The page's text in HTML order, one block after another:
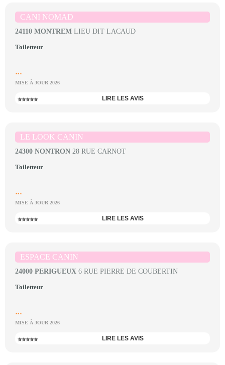
CANI NOMAD
24110 MONTREM LIEU DIT LACAUD
Toiletteur
...
MISE À JOUR 2026
⭐⭐⭐⭐⭐ LIRE LES AVIS
LE LOOK CANIN
24300 NONTRON 28 RUE CARNOT
Toiletteur
...
MISE À JOUR 2026
⭐⭐⭐⭐⭐ LIRE LES AVIS
ESPACE CANIN
24000 PERIGUEUX 6 RUE PIERRE DE COUBERTIN
Toiletteur
...
MISE À JOUR 2026
⭐⭐⭐⭐⭐ LIRE LES AVIS